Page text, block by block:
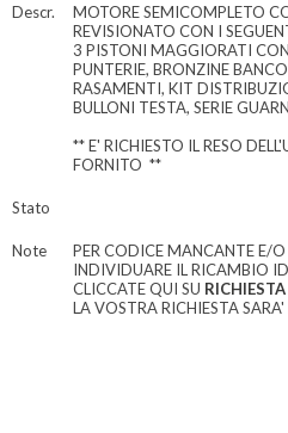
Descr.
MOTORE SEMICOMPLETO
REVISIONATO CON I
3 PISTONI MAGGIORATI
PUNTERIE, BRONZINE
RASAMENTI, KIT
BULLONI TESTA, SERIE
** E' RICHIESTO IL RESO
FORNITO **
Stato
Note
PER CODICE MANCANTE E/
INDIVIDUARE IL RICAMBIO
CLICCATE QUI SU
LA VOSTRA RICHIESTA